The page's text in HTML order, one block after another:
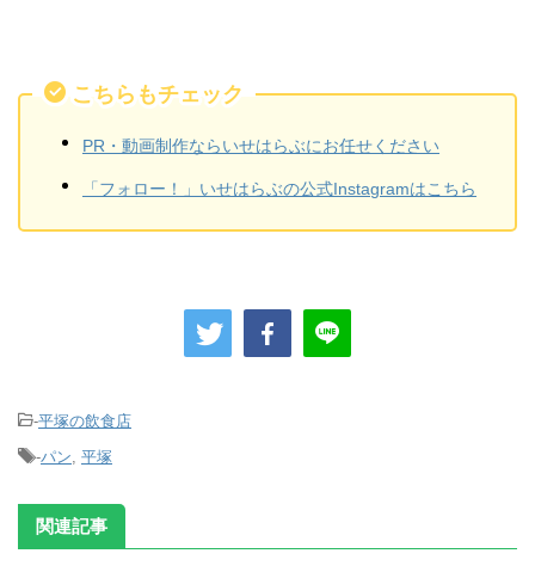
こちらもチェック
PR・動画制作ならいせはらぶにお任せください
「フォロー！」いせはらぶの公式Instagramはこちら
-平塚の飲食店
-パン, 平塚
関連記事